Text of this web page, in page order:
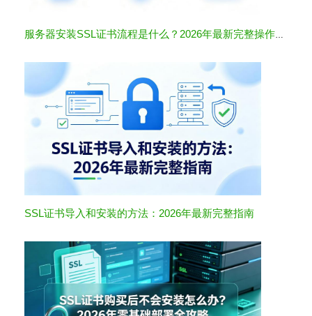
服务器安装SSL证书流程是什么？2026年最新完整操作指南
SSL证书导入和安装的方法：2026年最新完整指南